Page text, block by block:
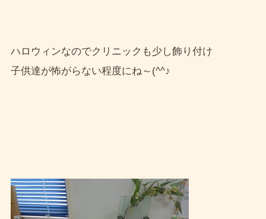
ハロウィンなのでクリニックも少し飾り付け
子供達が怖がらない程度にね～(^^♪